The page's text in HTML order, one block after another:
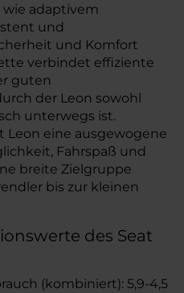
wie adaptivem
und
und Komfort
verbindet effiziente
guten
der Leon sowohl
unterwegs ist.
Leon eine ausgewogene
Fahrspaß und
breite Zielgruppe
bis zur kleinen
des Seat
(kombiniert): 5,9-4,5